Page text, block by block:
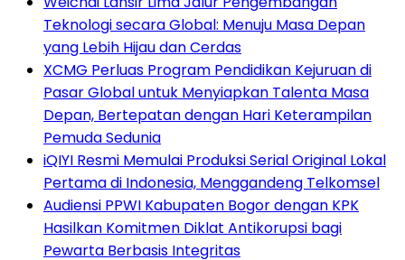
Teknologi secara Global: Menuju Masa Depan
yang Lebih Hijau dan Cerdas
XCMG Perluas Program Pendidikan Kejuruan di
Pasar Global untuk Menyiapkan Talenta Masa
Depan, Bertepatan dengan Hari Keterampilan
Pemuda Sedunia
iQIYI Resmi Memulai Produksi Serial Original Lokal
Pertama di Indonesia, Menggandeng Telkomsel
Audiensi PPWI Kabupaten Bogor dengan KPK
Hasilkan Komitmen Diklat Antikorupsi bagi
Pewarta Berbasis Integritas